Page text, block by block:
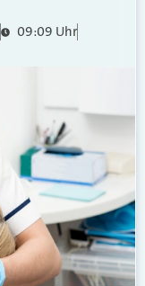
09:09 Uhr